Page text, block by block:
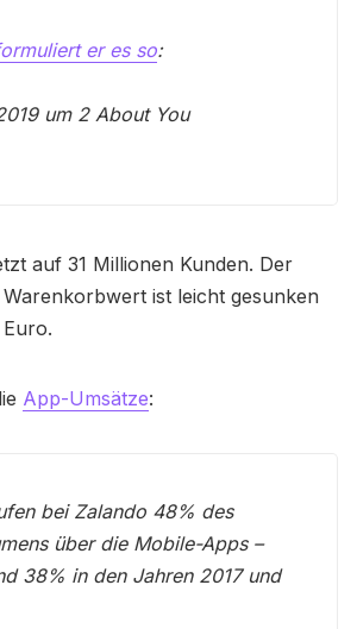
er es so:
um 2 About You
auf 31 Millionen Kunden. Der
ist leicht gesunken
App-Umsätze:
bei Zalando 48% des
über die Mobile-Apps –
38% in den Jahren 2017 und